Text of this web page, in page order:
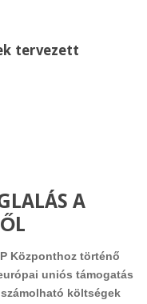
tervezett
A
Központhoz történő
uniós támogatás
költségek